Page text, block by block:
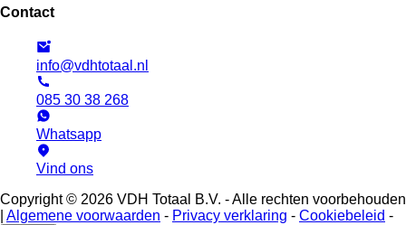
Contact
info@vdhtotaal.nl
085 30 38 268
Whatsapp
Vind ons
Copyright © 2026 VDH Totaal B.V. - Alle rechten voorbehouden
Algemene voorwaarden - Privacy verklaring - Cookiebeleid -